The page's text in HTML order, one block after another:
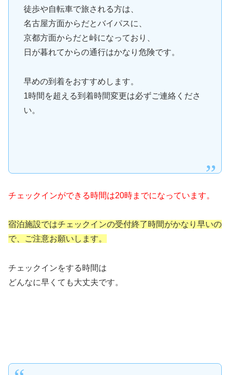
徒歩や自転車で旅される方は、
名古屋方面からだとバイパスに、
京都方面からだと峠になっており、
日が暮れてからの通行はかなり危険です。
早めの到着をおすすめします。
1時間を超える到着時間変更は必ずご連絡くださ
い。
チェックインができる時間は20時までになっています。
宿泊施設ではチェックインの受付終了時間がかなり早いの
で、ご注意お願いします。
チェックインをする時間は
どんなに早くても大丈夫です。